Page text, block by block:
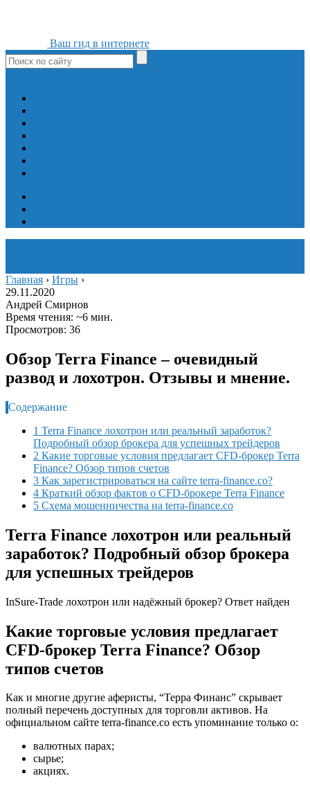
Ваш гид в интернете
Главная › Игры ›
29.11.2020
Андрей Смирнов
Время чтения: ~6 мин.
Просмотров: 36
Обзор Terra Finance – очевидный
развод и лохотрон. Отзывы и мнение.
Содержание
1 Terra Finance лохотрон или реальный заработок?
Подробный обзор брокера для успешных трейдеров
2 Какие торговые условия предлагает CFD-брокер Terra
Finance? Обзор типов счетов
3 Как зарегистрироваться на сайте terra-finance.co?
4 Краткий обзор фактов о CFD-брокере Terra Finance
5 Схема мошенничества на terra-finance.co
Terra Finance лохотрон или реальный
заработок? Подробный обзор брокера
для успешных трейдеров
InSure-Trade лохотрон или надёжный брокер? Ответ найден
Какие торговые условия предлагает
CFD-брокер Terra Finance? Обзор
типов счетов
Как и многие другие аферисты, “Терра Финанс” скрывает
полный перечень доступных для торговли активов. На
официальном сайте terra-finance.co есть упоминание только о:
валютных парах;
сырье;
акциях.